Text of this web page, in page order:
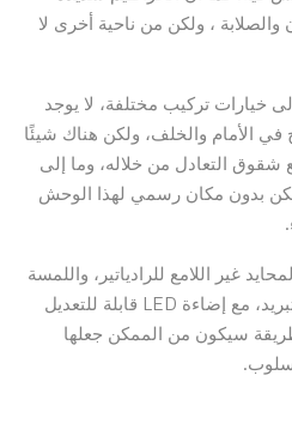
والصلابة ، ولكن من ناحية أخرى لا
خيارات تركيب مختلفة، لا يوجد
في الأمام والخلف، ولكن هناك شيئًا
شقوق التعادل من خلاله، وما إلى
بدون مكان رسمي لهذا الوحش
غير اللامع للرادياتير، واللمسة
النهائية المحايدة الأنيقة لكتلة التبريد، مع إضاءة LED قابلة للتعديل
سيكون من الممكن جعلها